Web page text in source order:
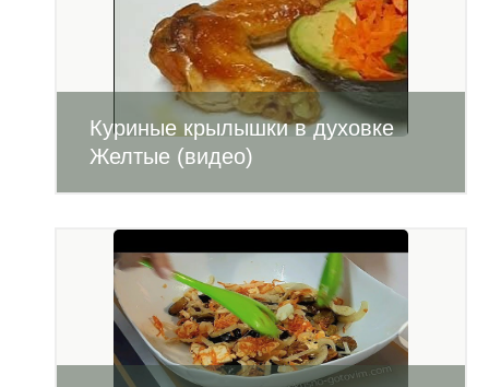
Куриные крылышки в духовке
Желтые (видео)